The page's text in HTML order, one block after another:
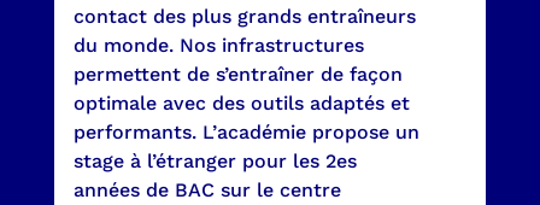
contact des plus grands entraîneurs
du monde. Nos infrastructures
permettent de s’entraîner de façon
optimale avec des outils adaptés et
performants. L’académie propose un
stage à l’étranger pour les 2es
années de BAC sur le centre